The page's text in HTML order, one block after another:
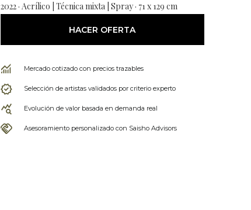
2022 · Acrílico | Técnica mixta | Spray · 71 x 129 cm
HACER OFERTA
Mercado cotizado con precios trazables
Selección de artistas validados por criterio experto
Evolución de valor basada en demanda real
Asesoramiento personalizado con Saisho Advisors